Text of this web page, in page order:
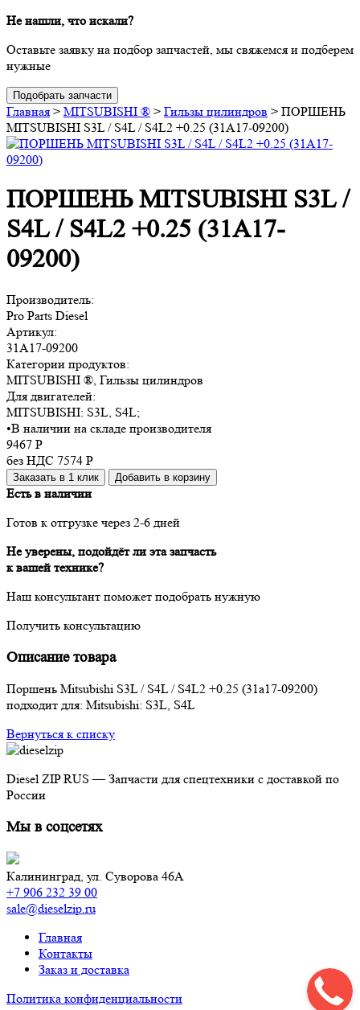
Не нашли, что искали?
Оставьте заявку на подбор запчастей, мы свяжемся и подберем
нужные
Подобрать запчасти
Главная > MITSUBISHI ® > Гильзы цилиндров > ПОРШЕНЬ
MITSUBISHI S3L / S4L / S4L2 +0.25 (31A17-09200)
ПОРШЕНЬ MITSUBISHI S3L /
S4L / S4L2 +0.25 (31A17-
09200)
Производитель:
Pro Parts Diesel
Артикул:
31A17-09200
Категории продуктов:
MITSUBISHI ®, Гильзы цилиндров
Для двигателей:
MITSUBISHI: S3L, S4L;
•В наличии на складе производителя
9467 Р
без НДС 7574 Р
Заказать в 1 клик Добавить в корзину
Есть в наличии
Готов к отгрузке через 2-6 дней
Не уверены, подойдёт ли эта запчасть
к вашей технике?
Наш консультант поможет подобрать нужную
Получить консультацию
Описание товара
Поршень Mitsubishi S3L / S4L / S4L2 +0.25 (31a17-09200)
подходит для: Mitsubishi: S3L, S4L
Вернуться к списку
Diesel ZIP RUS — Запчасти для спецтехники с доставкой по
России
Мы в соцсетях
Калининград, ул. Суворова 46А
+7 906 232 39 00
sale@dieselzip.ru
Главная
Контакты
Заказ и доставка
Политика конфиденциальности